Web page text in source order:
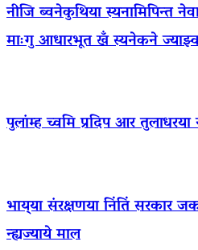
नीजि ब्वनेकुथिया स्यनामिपिन्त
माःगु आधारभूत खँ स्यनेकने
पुलांम्ह च्वमि प्रदिप आर
भाय्‌या संरक्षणया निंतिं सरकार
न्ह्यज्याये माल